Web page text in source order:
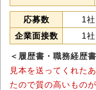
応募数 1社
企業面接数
1社
＜履歴書・職務経歴
見本を送ってくれた
たので質の高いもの